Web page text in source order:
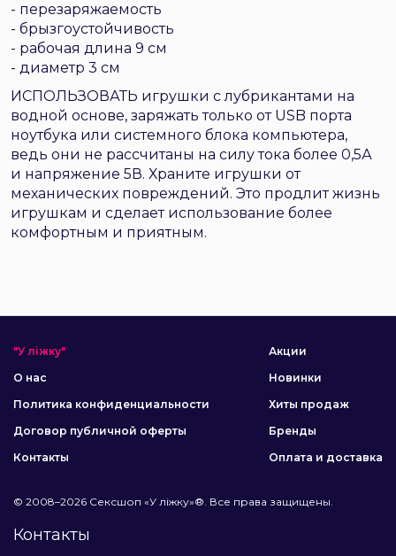
- перезаряжаемость
- брызгоустойчивость
- рабочая длина 9 см
- диаметр 3 см
ИСПОЛЬЗОВАТЬ игрушки с лубрикантами на
водной основе, заряжать только от USB порта
ноутбука или системного блока компьютера,
ведь они не рассчитаны на силу тока более 0,5А
и напряжение 5В. Храните игрушки от
механических повреждений. Это продлит жизнь
игрушкам и сделает использование более
комфортным и приятным.
"У ліжку"
О нас
Политика конфиденциальности
Договор публичной оферты
Контакты
Акции
Новинки
Хиты продаж
Бренды
Оплата и доставка
© 2008–2026 Сексшоп «У ліжку»®. Все права защищены.
Контакты